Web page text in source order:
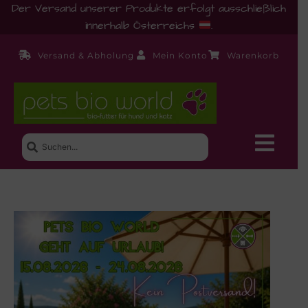
Der Versand unserer Produkte erfolgt ausschließlich
innerhalb Österreichs
.
Versand & Abholung Mein Konto Warenkorb
Neue Produkte
Shop
Ernährungsberatung!
Startseite